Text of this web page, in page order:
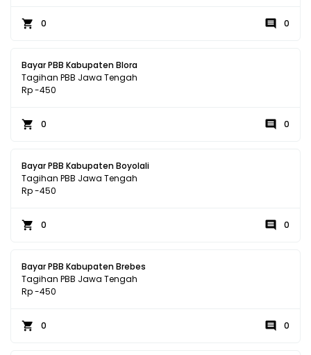
0 0
Bayar PBB Kabupaten Blora
Tagihan PBB Jawa Tengah
Rp -450
0 0
Bayar PBB Kabupaten Boyolali
Tagihan PBB Jawa Tengah
Rp -450
0 0
Bayar PBB Kabupaten Brebes
Tagihan PBB Jawa Tengah
Rp -450
0 0